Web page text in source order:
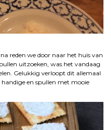
reden we door naar het huis van
uitzoeken, was het vandaag
Gelukkig verloopt dit allemaal
en spullen met mooie